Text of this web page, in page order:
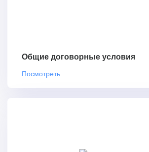
Общие договорные условия
Посмотреть